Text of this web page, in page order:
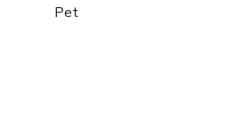
Pet